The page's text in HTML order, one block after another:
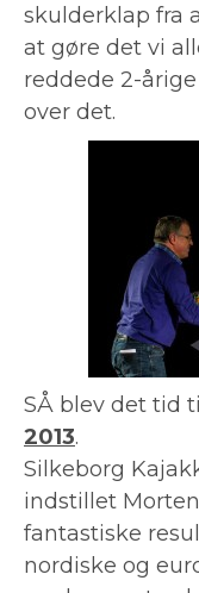
skulderklap fra
at gøre det vi
reddede 2-
over det.
SÅ blev det tid til
2013.
Silkeborg
indstillet
fantastiske
nordiske og